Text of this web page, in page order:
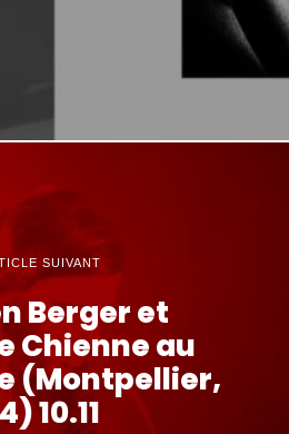
SUIVANT
Berger et
Chienne au
(Montpellier,
10.11